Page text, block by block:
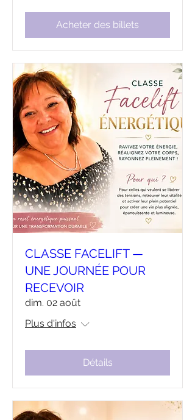
Acheter des billets
CLASSE FACELIFT —
UNE JOURNÉE POUR
RECEVOIR
dim. 02 août
Plus d'infos
Détails